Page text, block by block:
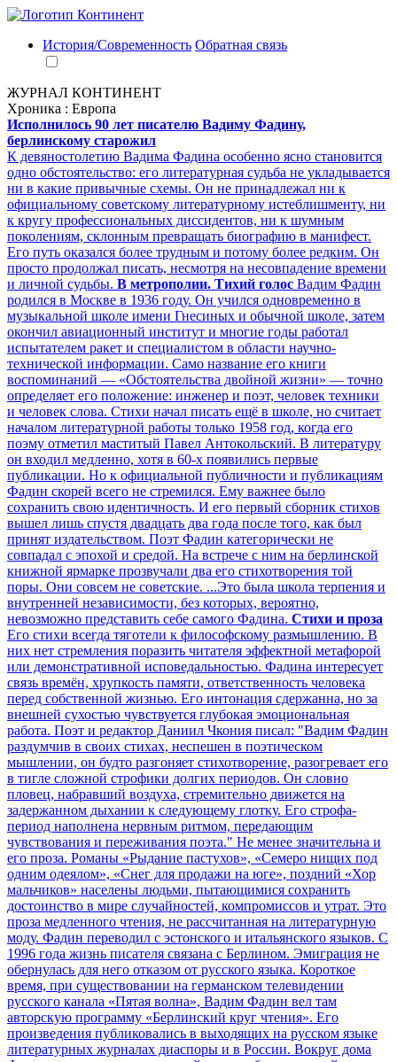
История/Современность Обратная связь
ЖУРНАЛ КОНТИНЕНТ
Хроника : Европа
Исполнилось 90 лет писателю Вадиму Фадину,
берлинскому старожил
К девяностолетию Вадима Фадина особенно ясно становится
одно обстоятельство: его литературная судьба не укладывается
ни в какие привычные схемы. Он не принадлежал ни к
официальному советскому литературному истеблишменту, ни
к кругу профессиональных диссидентов, ни к шумным
поколениям, склонным превращать биографию в манифест.
Его путь оказался более трудным и потому более редким. Он
просто продолжал писать, несмотря на несовпадение времени
и личной судьбы. В метрополии. Тихий голос Вадим Фадин
родился в Москве в 1936 году. Он учился одновременно в
музыкальной школе имени Гнесиных и обычной школе, затем
окончил авиационный институт и многие годы работал
испытателем ракет и специалистом в области научно-
технической информации. Само название его книги
воспоминаний — «Обстоятельства двойной жизни» — точно
определяет его положение: инженер и поэт, человек техники
и человек слова. Стихи начал писать ещё в школе, но считает
началом литературной работы только 1958 год, когда его
поэму отметил маститый Павел Антокольский. В литературу
он входил медленно, хотя в 60-х появились первые
публикации. Но к официальной публичности и публикациям
Фадин скорей всего не стремился. Ему важнее было
сохранить свою идентичность. И его первый сборник стихов
вышел лишь спустя двадцать два года после того, как был
принят издательством. Поэт Фадин категорически не
совпадал с эпохой и средой. На встрече с ним на берлинской
книжной ярмарке прозвучали два его стихотворения той
поры. Они совсем не советские. ...Это была школа терпения и
внутренней независимости, без которых, вероятно,
невозможно представить себе самого Фадина. Стихи и проза
Его стихи всегда тяготели к философскому размышлению. В
них нет стремления поразить читателя эффектной метафорой
или демонстративной исповедальностью. Фадина интересует
связь времён, хрупкость памяти, ответственность человека
перед собственной жизнью. Его интонация сдержанна, но за
внешней сухостью чувствуется глубокая эмоциональная
работа. Поэт и редактор Даниил Чкония писал: "Вадим Фадин
раздумчив в своих стихах, неспешен в поэтическом
мышлении, он будто разгоняет стихотворение, разогревает его
в тигле сложной строфики долгих периодов. Он словно
пловец, набравший воздуха, стремительно движется на
задержанном дыхании к следующему глотку. Его строфа-
период наполнена нервным ритмом, передающим
чувствования и переживания поэта." Не менее значительна и
его проза. Романы «Рыдание пастухов», «Семеро нищих под
одним одеялом», «Снег для продажи на юге», поздний «Хор
мальчиков» населены людьми, пытающимися сохранить
достоинство в мире случайностей, компромиссов и утрат. Это
проза медленного чтения, не рассчитанная на литературную
моду. Фадин переводил с эстонского и итальянского языков. С
1996 года жизнь писателя связана с Берлином. Эмиграция не
обернулась для него отказом от русского языка. Короткое
время, при существовании на германском телевидении
русского канала «Пятая волна», Вадим Фадин вел там
авторскую программу «Берлинский круг чтения». Его
произведения публиковались в выходящих на русском языке
литературных журналах диаспоры и в России. Вокруг дома